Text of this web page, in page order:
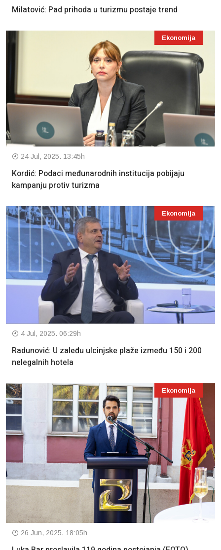
Milatović: Pad prihoda u turizmu postaje trend
Ekonomija
24 Jul, 2025. 13:45h
Kordić: Podaci međunarodnih institucija pobijaju
kampanju protiv turizma
Ekonomija
4 Jul, 2025. 06:29h
Radunović: U zaleđu ulcinjske plaže između 150 i 200
nelegalnih hotela
Ekonomija
26 Jun, 2025. 18:05h